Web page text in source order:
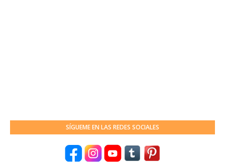
SÍGUEME EN LAS REDES SOCIALES